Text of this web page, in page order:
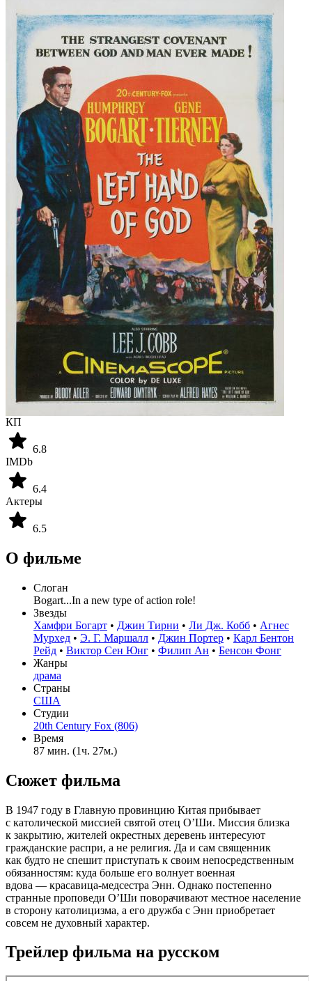
КП
6.8
IMDb
6.4
Актеры
6.5
О фильме
Слоган
Bogart...In a new type of action role!
Звезды
Хамфри Богарт • Джин Тирни • Ли Дж. Кобб • Агнес
Мурхед • Э. Г. Маршалл • Джин Портер • Карл Бентон
Рейд • Виктор Сен Юнг • Филип Ан • Бенсон Фонг
Жанры
драма
Страны
США
Студии
20th Century Fox (806)
Время
87 мин. (1ч. 27м.)
Сюжет фильма
В 1947 году в Главную провинцию Китая прибывает
с католической миссией святой отец О’Ши. Миссия близка
к закрытию, жителей окрестных деревень интересуют
гражданские распри, а не религия. Да и сам священник
как будто не спешит приступать к своим непосредственным
обязанностям: куда больше его волнует военная
вдова — красавица-медсестра Энн. Однако постепенно
странные проповеди О’Ши поворачивают местное население
в сторону католицизма, а его дружба с Энн приобретает
совсем не духовный характер.
Трейлер фильма на русском